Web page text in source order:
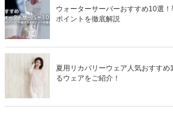
ウォーターサーバーおすすめ10選
ポイントを徹底解説
夏用リカバリーウェア人気おすす
るウェアをご紹介！